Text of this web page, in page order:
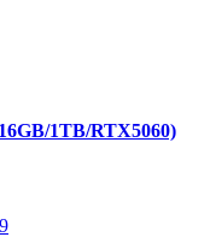
1TB/RTX5060)